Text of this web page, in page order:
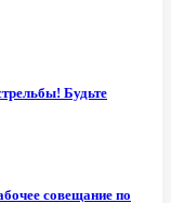
Будьте
совещание по